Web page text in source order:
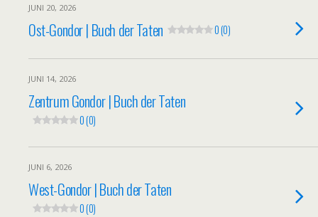
JUNI 20, 2026
Ost-Gondor | Buch der Taten 0 (0)
JUNI 14, 2026
Zentrum Gondor | Buch der Taten
0 (0)
JUNI 6, 2026
West-Gondor | Buch der Taten
0 (0)